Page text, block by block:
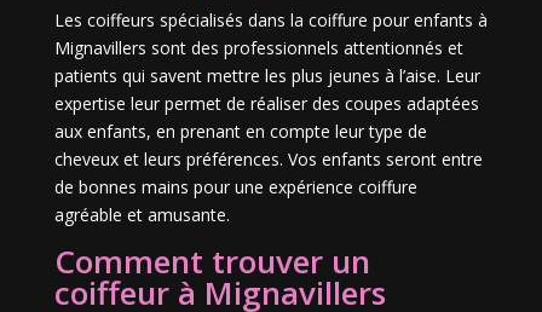
Les coiffeurs spécialisés dans la coiffure pour enfants à
Mignavillers sont des professionnels attentionnés et
patients qui savent mettre les plus jeunes à l’aise. Leur
expertise leur permet de réaliser des coupes adaptées
aux enfants, en prenant en compte leur type de
cheveux et leurs préférences. Vos enfants seront entre
de bonnes mains pour une expérience coiffure
agréable et amusante.
Comment trouver un
coiffeur à Mignavillers